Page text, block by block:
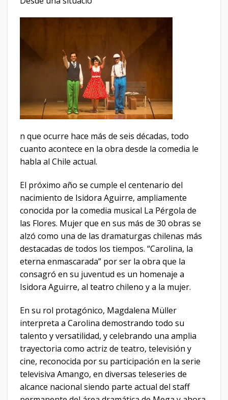
n que ocurre hace más de seis décadas, todo
cuanto acontece en la obra desde la comedia le
habla al Chile actual.
El próximo año se cumple el centenario del
nacimiento de Isidora Aguirre, ampliamente
conocida por la comedia musical La Pérgola de
las Flores. Mujer que en sus más de 30 obras se
alzó como una de las dramaturgas chilenas más
destacadas de todos los tiempos. “Carolina, la
eterna enmascarada” por ser la obra que la
consagró en su juventud es un homenaje a
Isidora Aguirre, al teatro chileno y a la mujer.
En su rol protagónico, Magdalena Müller
interpreta a Carolina demostrando todo su
talento y versatilidad, y celebrando una amplia
trayectoria como actriz de teatro, televisión y
cine, reconocida por su participación en la serie
televisiva Amango, en diversas teleseries de
alcance nacional siendo parte actual del staff